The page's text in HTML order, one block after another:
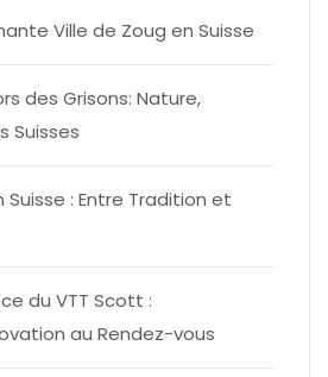
Ville de Zoug en Suisse
des Grisons: Nature,
Suisses
Suisse : Entre Tradition et
du VTT Scott :
au Rendez-vous